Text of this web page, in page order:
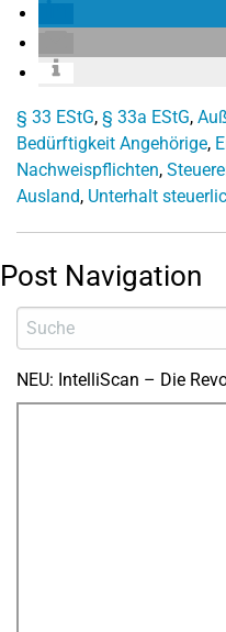
§ 33 EStG, § 33a EStG,
Bedürftigkeit Angehörige,
Nachweispflichten,
Ausland, Unterhalt
Post Navigation
NEU: IntelliScan – Die